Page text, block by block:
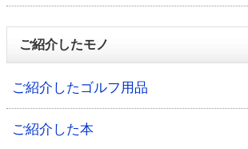
ご紹介したモノ
ご紹介したゴルフ用品
ご紹介した本